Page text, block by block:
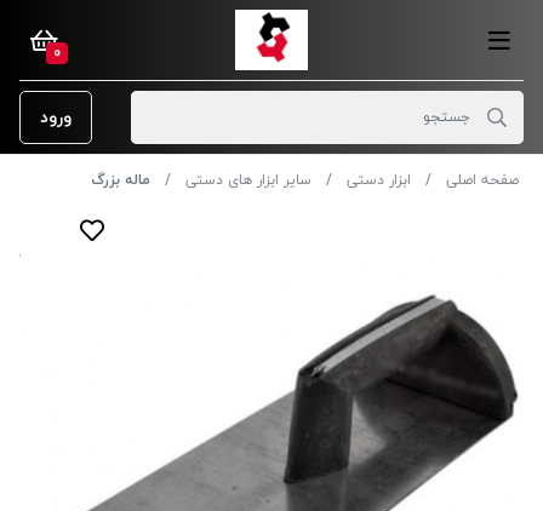
0
ورود
صفحه اصلی ابزار دستی سایر ابزار های دستی ماله بزرگ